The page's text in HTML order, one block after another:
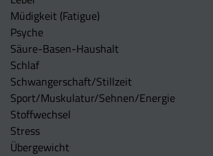
Müdigkeit (Fatigue)
Psyche
Säure-Basen-Haushalt
Schlaf
Schwangerschaft/Stillzeit
Sport/Muskulatur/Sehnen/Energie
Stoffwechsel
Stress
Übergewicht